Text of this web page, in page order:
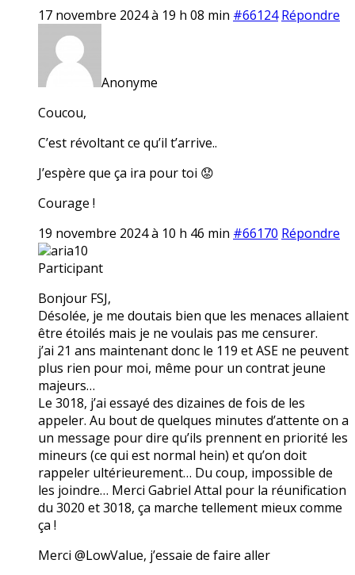
17 novembre 2024 à 19 h 08 min #66124 Répondre
Anonyme
Coucou,
C’est révoltant ce qu’il t’arrive..
J’espère que ça ira pour toi 😟
Courage !
19 novembre 2024 à 10 h 46 min #66170 Répondre
aria10
Participant
Bonjour FSJ,
Désolée, je me doutais bien que les menaces allaient
être étoilés mais je ne voulais pas me censurer.
j’ai 21 ans maintenant donc le 119 et ASE ne peuvent
plus rien pour moi, même pour un contrat jeune
majeurs…
Le 3018, j’ai essayé des dizaines de fois de les
appeler. Au bout de quelques minutes d’attente on a
un message pour dire qu’ils prennent en priorité les
mineurs (ce qui est normal hein) et qu’on doit
rappeler ultérieurement… Du coup, impossible de
les joindre… Merci Gabriel Attal pour la réunification
du 3020 et 3018, ça marche tellement mieux comme
ça !
Merci @LowValue, j’essaie de faire aller